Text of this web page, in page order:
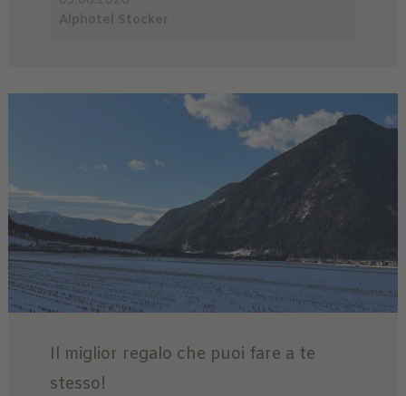
Il miglior regalo che puoi fare a te
stesso!